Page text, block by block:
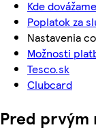
Kde dovážame
Poplatok za
Nastavenia
Možnosti
Tesco.sk
Clubcard
Pred prvým